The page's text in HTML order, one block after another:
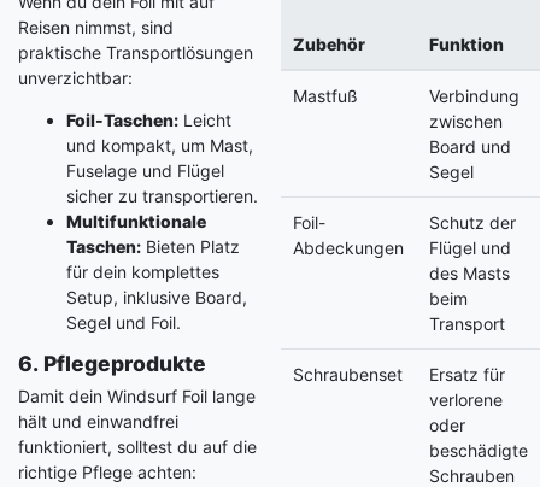
Reisen nimmst, sind
praktische Transportlösungen
unverzichtbar:
Foil-Taschen: Leicht
und kompakt, um Mast,
Fuselage und Flügel
sicher zu transportieren.
Multifunktionale
Taschen: Bieten Platz
für dein komplettes
Setup, inklusive Board,
Segel und Foil.
6. Pflegeprodukte
Damit dein Windsurf Foil lange
hält und einwandfrei
funktioniert, solltest du auf die
richtige Pflege achten:
Zubehör Funktion
Mastfuß
Verbindung
zwischen
Board und
Segel
Foil-
Abdeckungen
Schutz der
Flügel und
des Masts
beim
Transport
Schraubenset
Ersatz für
verlorene
oder
beschädigte
Schrauben